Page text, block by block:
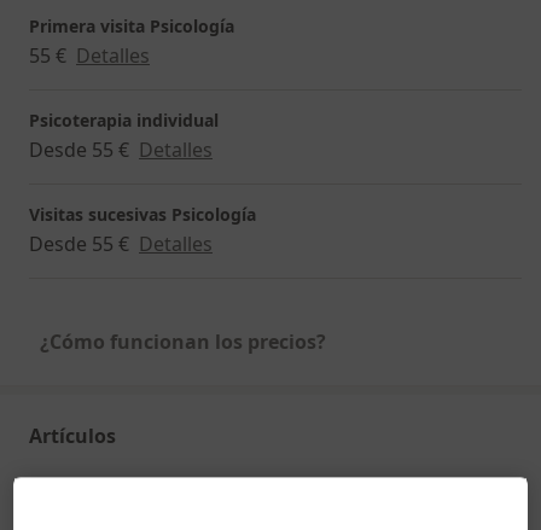
Primera visita Psicología
55 € Detalles
Psicoterapia individual
Desde 55 € Detalles
Visitas sucesivas Psicología
Desde 55 € Detalles
¿Cómo funcionan los precios?
Artículos